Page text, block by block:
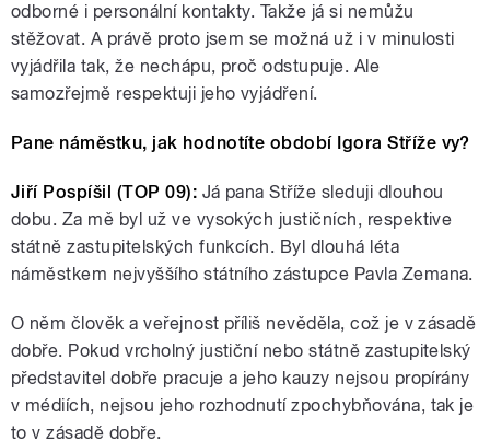
odborné i personální kontakty. Takže já si nemůžu
stěžovat. A právě proto jsem se možná už i v minulosti
vyjádřila tak, že nechápu, proč odstupuje. Ale
samozřejmě respektuji jeho vyjádření.
Pane náměstku, jak hodnotíte období Igora Stříže vy?
Jiří Pospíšil (TOP 09): Já pana Stříže sleduji dlouhou
dobu. Za mě byl už ve vysokých justičních, respektive
státně zastupitelských funkcích. Byl dlouhá léta
náměstkem nejvyššího státního zástupce Pavla Zemana.
O něm člověk a veřejnost příliš nevěděla, což je v zásadě
dobře. Pokud vrcholný justiční nebo státně zastupitelský
představitel dobře pracuje a jeho kauzy nejsou propírány
v médiích, nejsou jeho rozhodnutí zpochybňována, tak je
to v zásadě dobře.